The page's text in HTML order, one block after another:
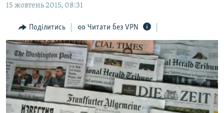
Перейти
пошуку
ПОГЛЯД
ІНТЕРВ'Ю
ВСЕ ЗА ДЕНЬ
СПЕЦПРОЕКТИ
ДЕПОРТАЦІЯ
ВІДЕОУРОКИ «ELIFBE»
ЯК ОБІЙТИ БЛОКУВАННЯ
Русский
15 жовтень 2015, 08:31
Поділитись Читати без VPN